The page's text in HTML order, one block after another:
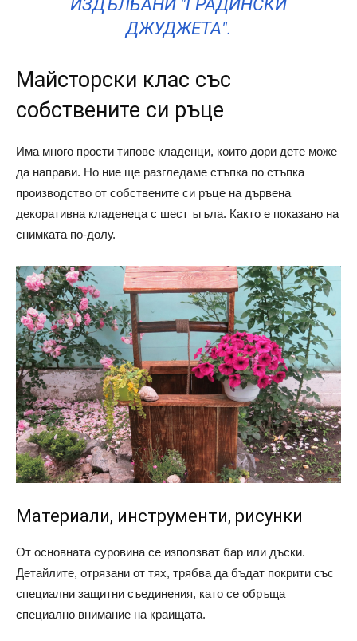
ИЗДЪЛБАНИ "ГРАДИНСКИ
ДЖУДЖЕТА".
Майсторски клас със
собствените си ръце
Има много прости типове кладенци, които дори дете може
да направи. Но ние ще разгледаме стъпка по стъпка
производство от собствените си ръце на дървена
декоративна кладенеца с шест ъгъла. Както е показано на
снимката по-долу.
Материали, инструменти, рисунки
От основната суровина се използват бар или дъски.
Детайлите, отрязани от тях, трябва да бъдат покрити със
специални защитни съединения, като се обръща
специално внимание на краищата.